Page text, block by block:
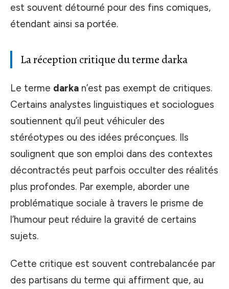
est souvent détourné pour des fins comiques,
étendant ainsi sa portée.
La réception critique du terme darka
Le terme darka n’est pas exempt de critiques.
Certains analystes linguistiques et sociologues
soutiennent qu’il peut véhiculer des
stéréotypes ou des idées préconçues. Ils
soulignent que son emploi dans des contextes
décontractés peut parfois occulter des réalités
plus profondes. Par exemple, aborder une
problématique sociale à travers le prisme de
l’humour peut réduire la gravité de certains
sujets.
Cette critique est souvent contrebalancée par
des partisans du terme qui affirment que, au